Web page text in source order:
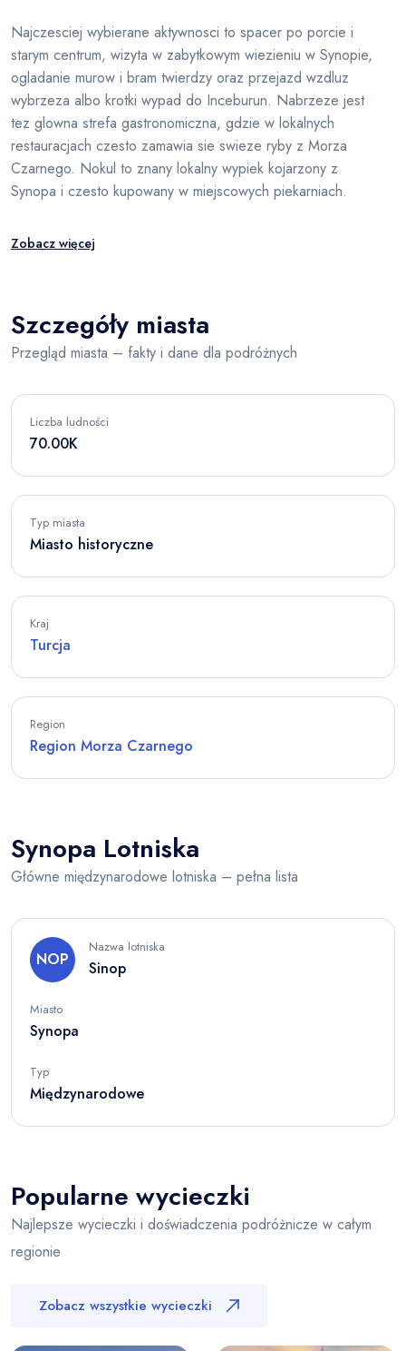
Najczesciej wybierane aktywnosci to spacer po porcie i
starym centrum, wizyta w zabytkowym wiezieniu w Synopie,
ogladanie murow i bram twierdzy oraz przejazd wzdluz
wybrzeza albo krotki wypad do Inceburun. Nabrzeze jest
tez glowna strefa gastronomiczna, gdzie w lokalnych
restauracjach czesto zamawia sie swieze ryby z Morza
Czarnego. Nokul to znany lokalny wypiek kojarzony z
Synopa i czesto kupowany w miejscowych piekarniach.
Zobacz więcej
Szczegóły miasta
Przegląd miasta – fakty i dane dla podróżnych
Liczba ludności
70.00K
Typ miasta
Miasto historyczne
Kraj
Turcja
Region
Region Morza Czarnego
Synopa Lotniska
Główne międzynarodowe lotniska – pełna lista
NOP
Nazwa lotniska
Sinop
Miasto
Synopa
Typ
Międzynarodowe
Popularne wycieczki
Najlepsze wycieczki i doświadczenia podróżnicze w całym
regionie
Zobacz wszystkie wycieczki